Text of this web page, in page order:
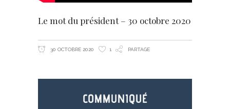
Le mot du président – 30 octobre 2020
30 OCTOBRE 2020 1 PARTAGE